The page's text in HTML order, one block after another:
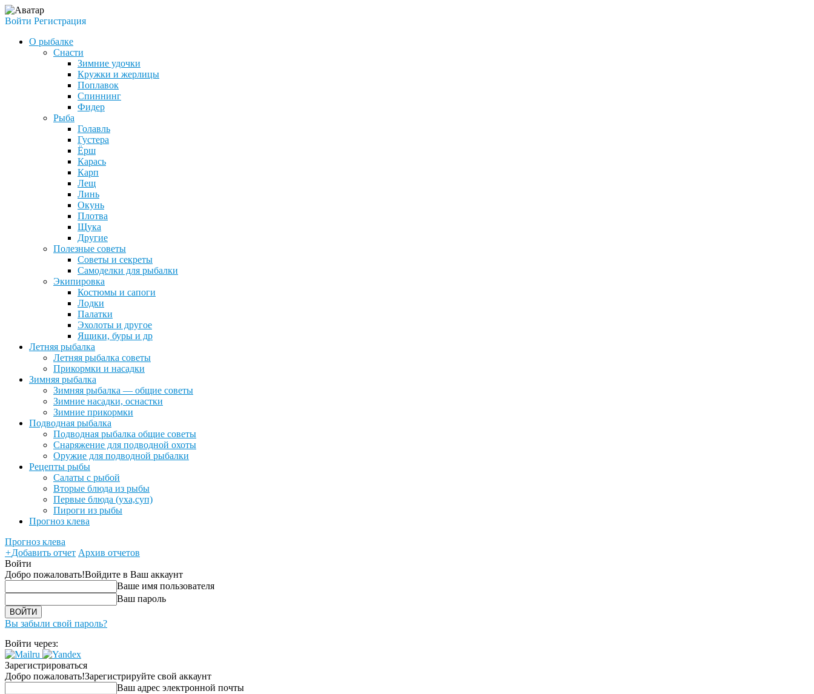
Войти Регистрация
О рыбалке
Снасти
Зимние удочки
Кружки и жерлицы
Поплавок
Спиннинг
Фидер
Рыба
Голавль
Густера
Ёрш
Карась
Карп
Лещ
Линь
Окунь
Плотва
Щука
Другие
Полезные советы
Советы и секреты
Самоделки для рыбалки
Экипировка
Костюмы и сапоги
Лодки
Палатки
Эхолоты и другое
Ящики, буры и др
Летняя рыбалка
Летняя рыбалка советы
Прикормки и насадки
Зимняя рыбалка
Зимняя рыбалка — общие советы
Зимние насадки, оснастки
Зимние прикормки
Подводная рыбалка
Подводная рыбалка общие советы
Снаряжение для подводной охоты
Оружие для подводной рыбалки
Рецепты рыбы
Салаты с рыбой
Вторые блюда из рыбы
Первые блюда (уха,суп)
Пироги из рыбы
Прогноз клева
Прогноз клева
+Добавить отчет Архив отчетов
Войти
Добро пожаловать!Войдите в Ваш аккаунт
Ваше имя пользователя
Ваш пароль
Вы забыли свой пароль?
Войти через:
Зарегистрироваться
Добро пожаловать!Зарегистрируйте свой аккаунт
Ваш адрес электронной почты